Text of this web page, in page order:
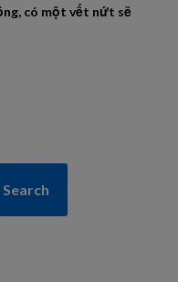
có một vết nứt sẽ
Search